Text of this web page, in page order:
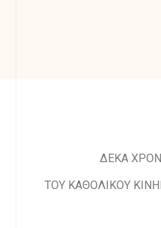
ΔΕΚΑ
ΤΟΥ ΚΑΘΟΛΙΚΟΥ